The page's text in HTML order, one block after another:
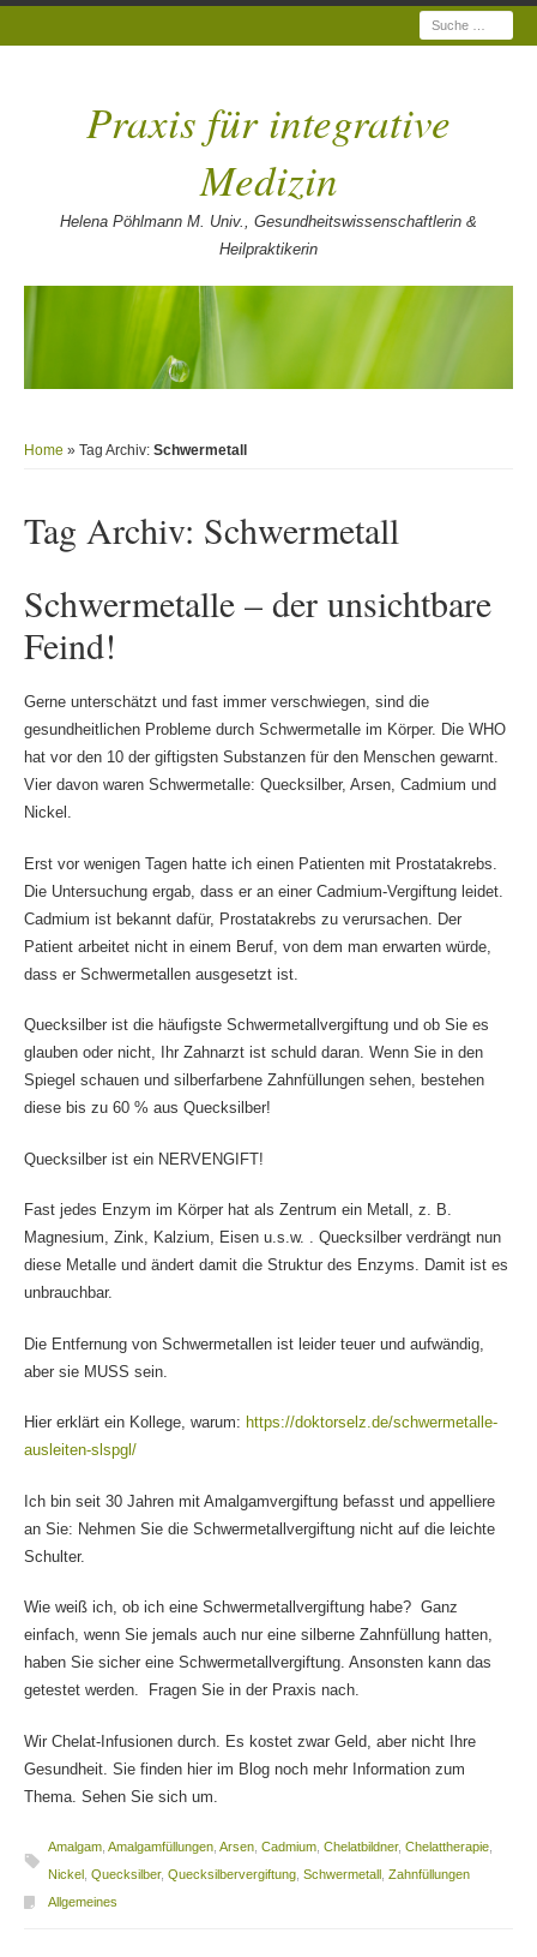
Suche
Praxis für integrative
Medizin
Helena Pöhlmann M. Univ., Gesundheitswissenschaftlerin &
Heilpraktikerin
Home » Tag Archiv: Schwermetall
Tag Archiv: Schwermetall
Schwermetalle – der unsichtbare
Feind!
Gerne unterschätzt und fast immer verschwiegen, sind die
gesundheitlichen Probleme durch Schwermetalle im Körper. Die WHO
hat vor den 10 der giftigsten Substanzen für den Menschen gewarnt.
Vier davon waren Schwermetalle: Quecksilber, Arsen, Cadmium und
Nickel.
Erst vor wenigen Tagen hatte ich einen Patienten mit Prostatakrebs.
Die Untersuchung ergab, dass er an einer Cadmium-Vergiftung leidet.
Cadmium ist bekannt dafür, Prostatakrebs zu verursachen. Der
Patient arbeitet nicht in einem Beruf, von dem man erwarten würde,
dass er Schwermetallen ausgesetzt ist.
Quecksilber ist die häufigste Schwermetallvergiftung und ob Sie es
glauben oder nicht, Ihr Zahnarzt ist schuld daran. Wenn Sie in den
Spiegel schauen und silberfarbene Zahnfüllungen sehen, bestehen
diese bis zu 60 % aus Quecksilber!
Quecksilber ist ein NERVENGIFT!
Fast jedes Enzym im Körper hat als Zentrum ein Metall, z. B.
Magnesium, Zink, Kalzium, Eisen u.s.w. . Quecksilber verdrängt nun
diese Metalle und ändert damit die Struktur des Enzyms. Damit ist es
unbrauchbar.
Die Entfernung von Schwermetallen ist leider teuer und aufwändig,
aber sie MUSS sein.
Hier erklärt ein Kollege, warum: https://doktorselz.de/schwermetalle-
ausleiten-slspgl/
Ich bin seit 30 Jahren mit Amalgamvergiftung befasst und appelliere
an Sie: Nehmen Sie die Schwermetallvergiftung nicht auf die leichte
Schulter.
Wie weiß ich, ob ich eine Schwermetallvergiftung habe? Ganz
einfach, wenn Sie jemals auch nur eine silberne Zahnfüllung hatten,
haben Sie sicher eine Schwermetallvergiftung. Ansonsten kann das
getestet werden. Fragen Sie in der Praxis nach.
Wir Chelat-Infusionen durch. Es kostet zwar Geld, aber nicht Ihre
Gesundheit. Sie finden hier im Blog noch mehr Information zum
Thema. Sehen Sie sich um.
Amalgam, Amalgamfüllungen, Arsen, Cadmium, Chelatbildner, Chelattherapie,
Nickel , Quecksilber, Quecksilbervergiftung, Schwermetall , Zahnfüllungen
Allgemeines